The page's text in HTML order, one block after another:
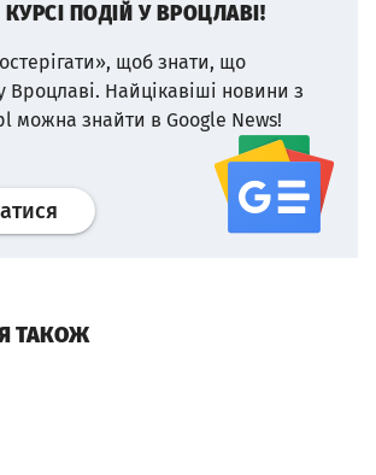
КУРСІ ПОДІЙ У ВРОЦЛАВІ!
щоб знати, що
Вроцлаві. Найцікавіші новини з
можна знайти в Google News!
Профіль google news
ТАКОЖ